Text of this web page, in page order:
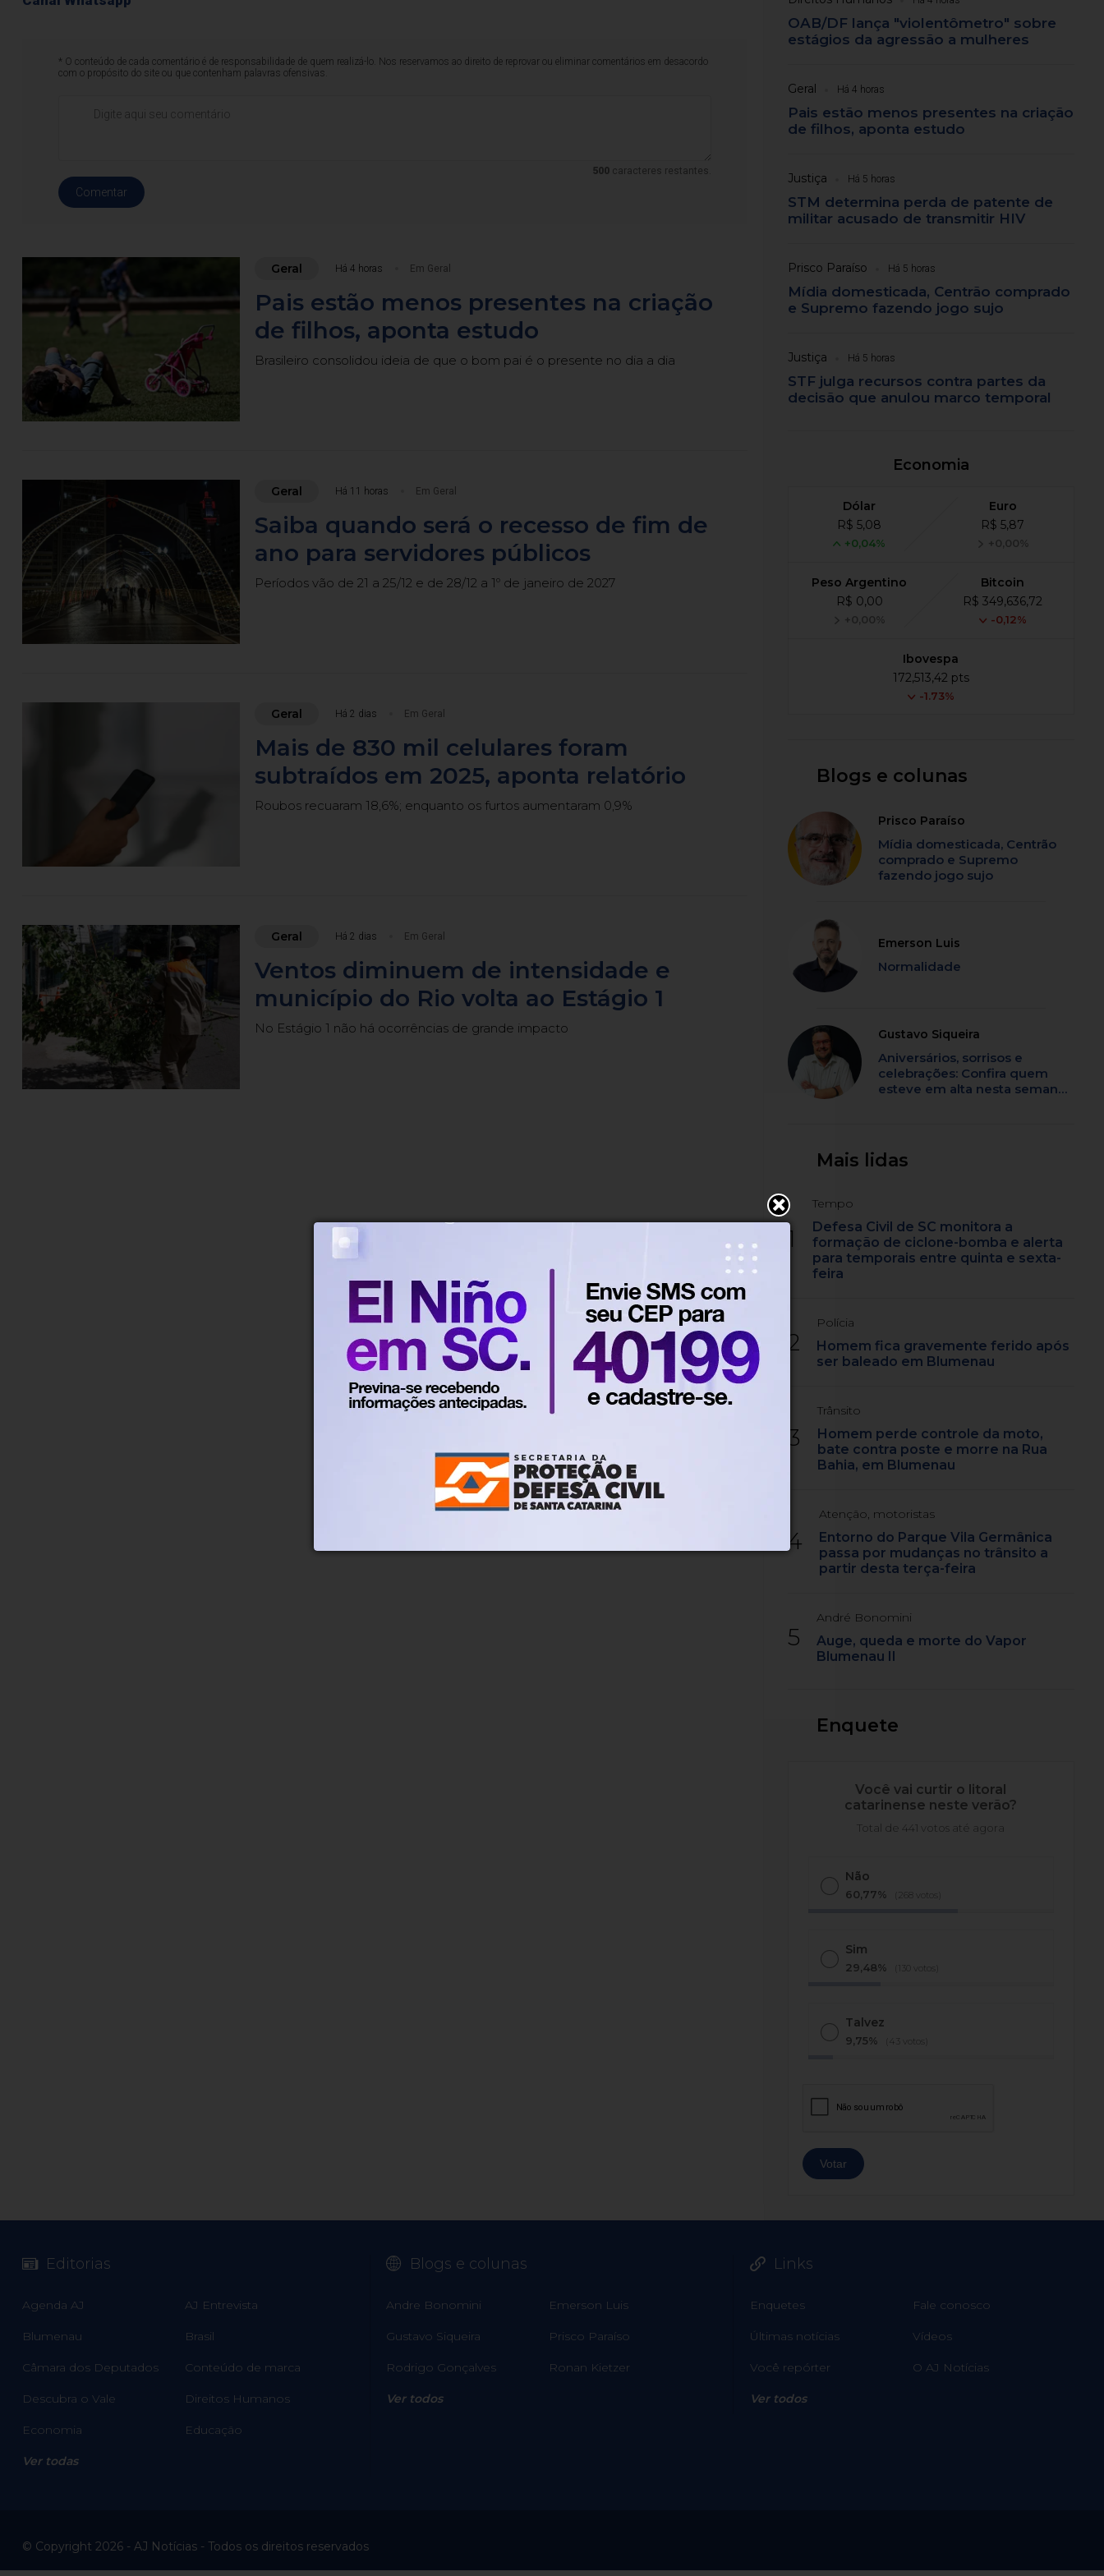
* O conteúdo de cada comentário é de responsabilidade de quem realizá-lo. Nos reservamos ao direito de reprovar ou eliminar comentários em desacordo
com o propósito do site ou que contenham palavras ofensivas.
500caracteres restantes.
Comentar
Geral Há 4 horas Em Geral
Pais estão menos presentes na criação
de filhos, aponta estudo
Brasileiro consolidou ideia de que o bom pai é o presente no dia a dia
Geral Há 11 horas Em Geral
Saiba quando será o recesso de fim de
ano para servidores públicos
Períodos vão de 21 a 25/12 e de 28/12 a 1º de janeiro de 2027
Geral Há 2 dias Em Geral
Mais de 830 mil celulares foram
subtraídos em 2025, aponta relatório
Roubos recuaram 18,6%; enquanto os furtos aumentaram 0,9%
Geral Há 2 dias Em Geral
Ventos diminuem de intensidade e
município do Rio volta ao Estágio 1
No Estágio 1 não há ocorrências de grande impacto
OAB/DF lança "violentômetro" sobre
estágios da agressão a mulheres
Geral Há 4 horas
Pais estão menos presentes na criação
de filhos, aponta estudo
Justiça Há 5 horas
STM determina perda de patente de
militar acusado de transmitir HIV
Prisco Paraíso Há 5 horas
Mídia domesticada, Centrão comprado
e Supremo fazendo jogo sujo
Justiça Há 5 horas
STF julga recursos contra partes da
decisão que anulou marco temporal
Economia
Dólar
R$ 5,08
+0,04%
Euro
R$ 5,87
+0,00%
Peso Argentino
R$ 0,00
+0,00%
Bitcoin
R$ 349,636,72
-0,12%
Ibovespa
172,513,42 pts
-1.73%
Blogs e colunas
Prisco Paraíso
Mídia domesticada, Centrão
comprado e Supremo
fazendo jogo sujo
Emerson Luis
Normalidade
Gustavo Siqueira
Aniversários, sorrisos e
celebrações: Confira quem
esteve em alta nesta semana
Mais lidas
1
Tempo
Defesa Civil de SC monitora a
formação de ciclone-bomba e alerta
para temporais entre quinta e sexta-
feira
2
Polícia
Homem fica gravemente ferido após
ser baleado em Blumenau
3
Trânsito
Homem perde controle da moto,
bate contra poste e morre na Rua
Bahia, em Blumenau
4
Atenção, motoristas
Entorno do Parque Vila Germânica
passa por mudanças no trânsito a
partir desta terça-feira
5
André Bonomini
Auge, queda e morte do Vapor
Blumenau II
Enquete
Você vai curtir o litoral
catarinense neste verão?
Total de 441 votos até agora
Não
60,77% (268 votos)
Sim
29,48% (130 votos)
Talvez
9,75% (43 votos)
Editorias
Agenda AJ AJ Entrevista
Blumenau Brasil
Câmara dos Deputados Conteúdo de marca
Descubra o Vale Direitos Humanos
Economia Educação
Ver todas
Blogs e colunas
Andre Bonomini Emerson Luis
Gustavo Siqueira Prisco Paraíso
Rodrigo Gonçalves Ronan Kietzer
Ver todos
Links
Enquetes Fale conosco
Últimas notícias Vídeos
Você repórter O AJ Notícias
Ver todos
© Copyright 2026 - AJ Notícias - Todos os direitos reservados